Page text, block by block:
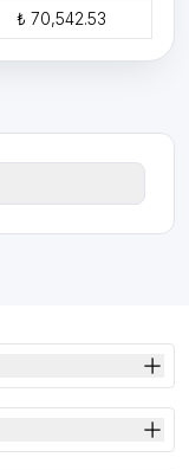
₺ 70,542.53